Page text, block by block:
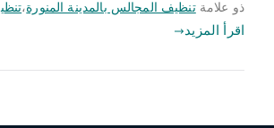
ذو علامةتنظيف المجالس بالمدينة المنورة،
اقرأ المزيد